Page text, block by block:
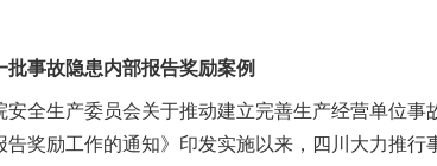
事故隐患内部报告奖励案例
生产委员会关于推动建立完善生产经营单位事
告奖励工作的通知》印发实施以来，四川大力推